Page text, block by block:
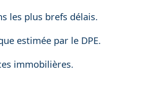
les plus brefs délais.
estimée par le DPE.
immobilières.